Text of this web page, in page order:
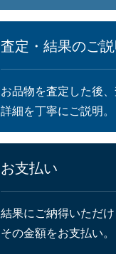
査定・結果のご
お品物を査定した後
詳細を丁寧にご説明。
お支払い
結果にご納得いただけ
その金額をお支払い。